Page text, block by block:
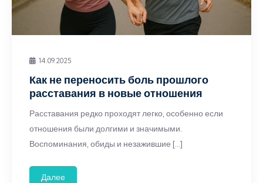
14.09.2025
Как не переносить боль прошлого
расставания в новые отношения
Расставания редко проходят легко, особенно если
отношения были долгими и значимыми.
Воспоминания, обиды и незажившие […]
Далее